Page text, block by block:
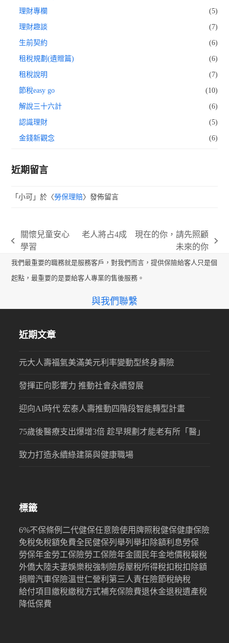
理財專欄 (5)
理財趣談 (7)
生前契約 (6)
租稅規劃(遺贈篇) (6)
租稅說明 (7)
節稅easy go (10)
解說三十六計 (6)
認識理財 (5)
金錢新觀念 (6)
近期留言
「小可 」於〈勞保理賠〉發佈留言
previous
post:
關懷兒童安心
學習
post:
老人將占4成 現在的你，請先照顧
未來的你
我們最重要的職務就是服務客戶，對我們而言，提供保險給客人只是個
起點，最重要的是要給客人專業的售後服務。
與我們聯繫
近期文章
元大人壽福氣美滿美元利率變動型終身壽險
發揮正向影響力 推動社會永續發展
迎向AI時代 宏泰人壽推動四階段智能轉型計畫
75歲後醫療支出爆增3倍 趁早規劃才能老有所「醫」
致力打造永續綠建築與健康職場
標籤
6%不保條例 二代健保任意險使用牌照稅健保健康保險
免稅免稅額免費全民健保列舉列舉扣除額利息勞保
勞保年金勞工保險勞工保險年金國民年金地價稅報稅
外僑大陸夫妻娛樂稅強制險房屋稅所得稅扣稅扣除額
捐贈汽車保險溫世仁營利 第三人責任險節稅納稅
給付項目繳稅繳稅方式補充保險費退休金退稅遺產稅
降低保費